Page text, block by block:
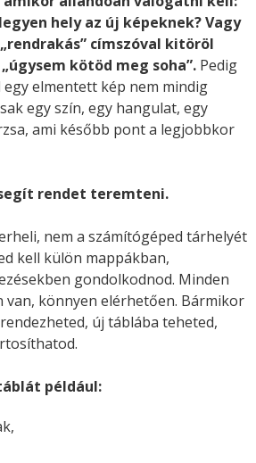
hely az új képeknek? Vagy
címszóval kitöröl
kötöd meg soha”. Pedig
elmentett kép nem mindig
egy szín, egy hangulat, egy
ami később pont a legjobbkor
rendet teremteni.
nem a számítógéped tárhelyét
kell külön mappákban,
gondolkodnod. Minden
van, könnyen elérhetően. Bármikor
új táblába teheted,
például: